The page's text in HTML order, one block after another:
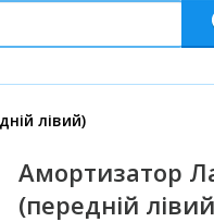
лівий)
Амортизатор
(передній